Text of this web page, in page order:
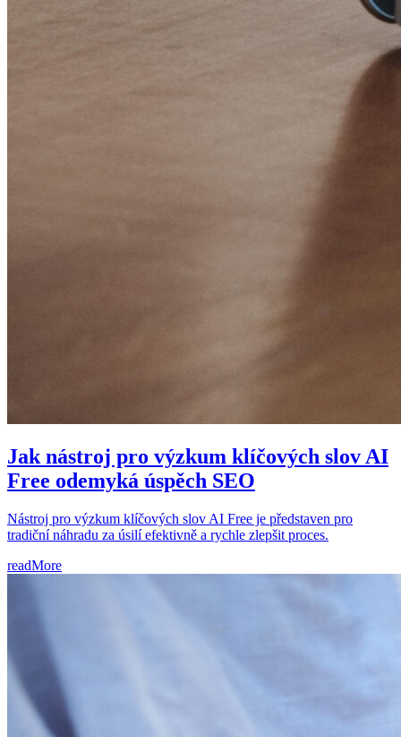
Jak nástroj pro výzkum klíčových slov AI
Free odemyká úspěch SEO
Nástroj pro výzkum klíčových slov AI Free je představen pro
tradiční náhradu za úsilí efektivně a rychle zlepšit proces.
readMore